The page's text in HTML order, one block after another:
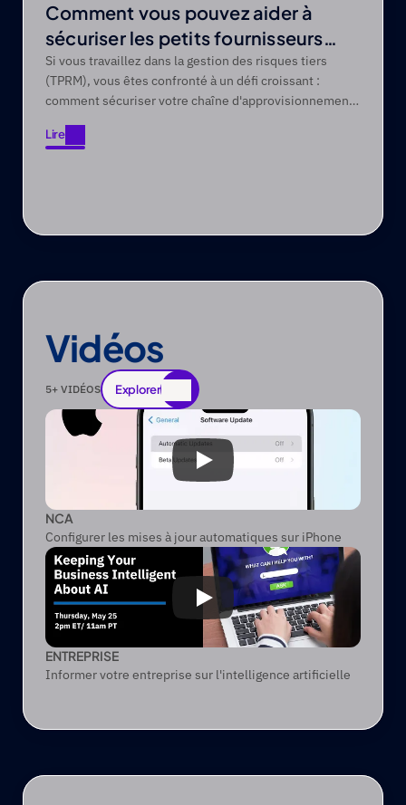
Comment vous pouvez aider à
sécuriser les petits fournisseurs
avec des budgets et des
connaissances limités
Si vous travaillez dans la gestion des risques tiers
(TPRM), vous êtes confronté à un défi croissant :
comment sécuriser votre chaîne d'approvisionnement
entreprises disposant de ressources limitées en
Lire
Lire
Vidéos
5+ VIDÉOS
Explorer
Explorer
NCA
Configurer les mises à jour automatiques sur iPhone
ENTREPRISE
Informer votre entreprise sur l'intelligence artificielle